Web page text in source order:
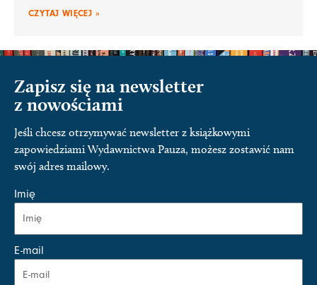
CZYTAJ WIĘCEJ »
Zapisz się na newsletter
z nowościami
Jeśli chcesz otrzymywać newsletter z książkowymi
zapowiedziami Wydawnictwa Pauza, możesz zostawić nam
swój adres mailowy.
Imię
E-mail